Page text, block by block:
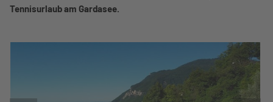
Tennisurlaub am Gardasee.